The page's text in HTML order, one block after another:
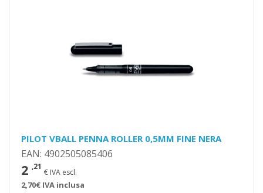
PILOT VBALL PENNA ROLLER 0,5MM FINE NERA
EAN: 4902505085406
2 ,21
€ IVA escl.
2,70€ IVA inclusa